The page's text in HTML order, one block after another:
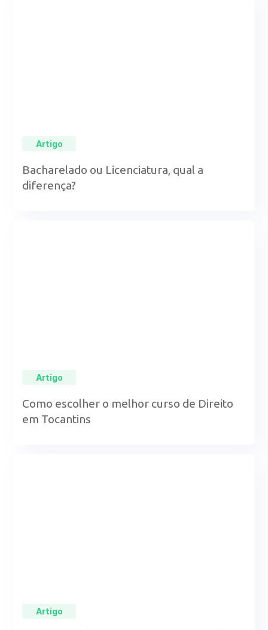
Artigo
Bacharelado ou Licenciatura, qual a
diferença?
Artigo
Como escolher o melhor curso de Direito
em Tocantins
Artigo